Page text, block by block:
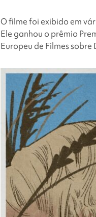
O filme foi exibido em
Ele ganhou o prêmio
Europeu de Filmes sobre